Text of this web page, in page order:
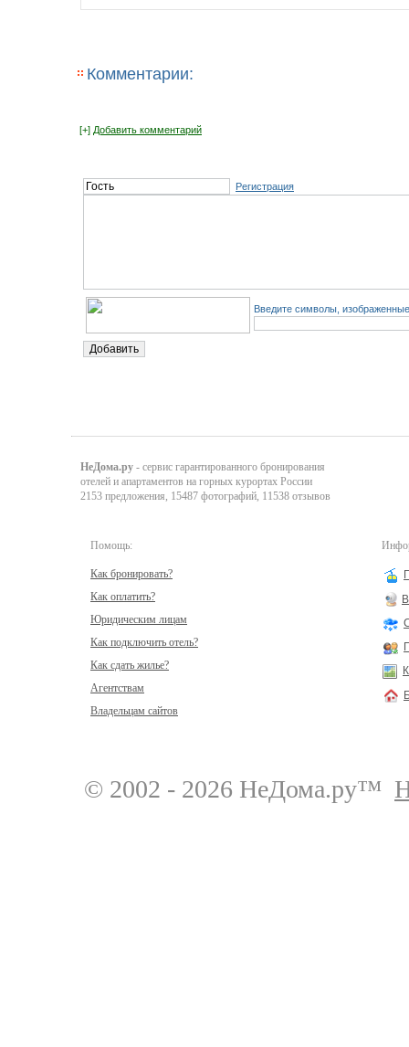
Комментарии:
[+] Добавить комментарий
Регистрация
Введите символы,
НеДома.ру - сервис гарантированного бронирования
отелей и апартаментов на горных курортах России
2153 предложения, 15487 фотографий, 11538 отзывов
Помощь:
Как бронировать?
Как оплатить?
Юридическим лицам
Как подключить отель?
Как сдать жилье?
Агентствам
Владельцам сайтов
© 2002 - 2026 НеДома.ру™